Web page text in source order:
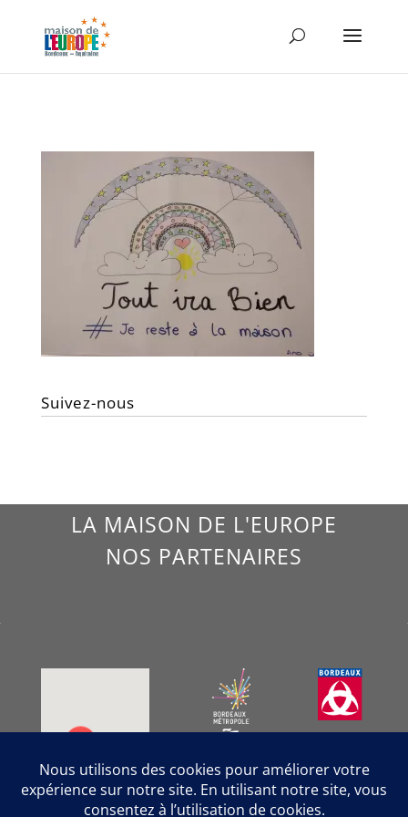
Suivez-nous
LA MAISON DE L'EUROPE
NOS PARTENAIRES